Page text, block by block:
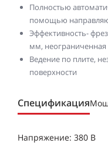
Полностью
помощью
Эффективность-
мм,
Ведение по плите,
поверхности
Спецификация
Напряжение: 380 В